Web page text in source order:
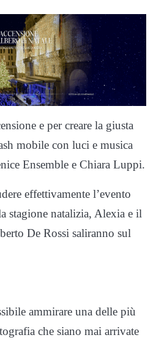
e per creare la giusta
mobile con luci e musica
Ensemble e Chiara Luppi.
effettivamente l’evento
stagione natalizia, Alexia e il
De Rossi saliranno sul
ammirare una delle più
che siano mai arrivate